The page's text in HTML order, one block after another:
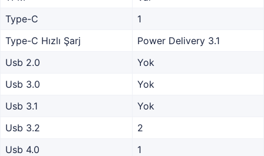
Type-C
1
Type-C Hızlı Şarj
Power Delivery 3.1
Usb 2.0
Yok
Usb 3.0
Yok
Usb 3.1
Yok
Usb 3.2
2
Usb 4.0
1